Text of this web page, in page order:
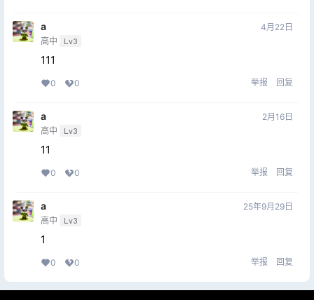
a
高中 Lv3
4月22日
111
0 0 举报 回复
a
高中 Lv3
2月16日
11
0 0 举报 回复
a
高中 Lv3
25年9月29日
1
0 0 举报 回复